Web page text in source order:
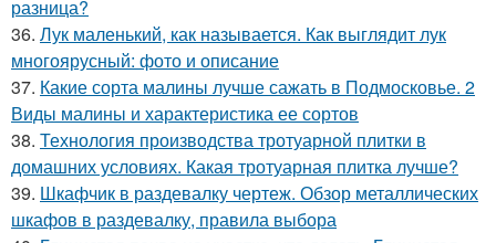
разница?
36. Лук маленький, как называется. Как выглядит лук
многоярусный: фото и описание
37. Какие сорта малины лучше сажать в Подмосковье. 2
Виды малины и характеристика ее сортов
38. Технология производства тротуарной плитки в
домашних условиях. Какая тротуарная плитка лучше?
39. Шкафчик в раздевалку чертеж. Обзор металлических
шкафов в раздевалку, правила выбора